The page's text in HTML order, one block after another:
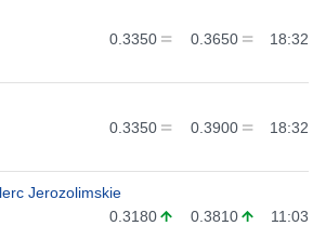
0.3350 0.3650 18:32
0.3350 0.3900 18:32
Jerozolimskie
0.3180 0.3810 11:03